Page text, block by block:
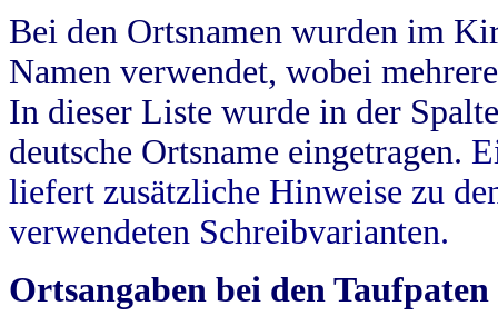
Bei den Ortsnamen wurden im
Namen verwendet, wobei
In dieser Liste wurde in der
deutsche Ortsname eingetragen.
liefert zusätzliche Hinweise zu
verwendeten Schreibvarianten.
Ortsangaben bei den Taufpaten